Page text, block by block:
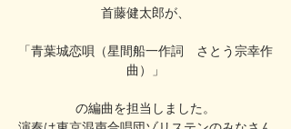
首藤健太郎が、
「青葉城恋唄（星間船一作詞 さとう宗幸作
曲）」
の編曲を担当しました。